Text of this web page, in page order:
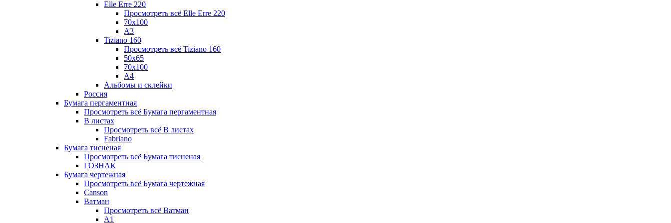
Elle Erre 220
Просмотреть всё Elle Erre 220
70х100
А3
Tiziano 160
Просмотреть всё Tiziano 160
50х65
70х100
А4
Альбомы и склейки
Россия
Бумага пергаментная
Просмотреть всё Бумага пергаментная
В листах
Просмотреть всё В листах
Fabriano
Бумага тисненая
Просмотреть всё Бумага тисненая
ГОЗНАК
Бумага чертежная
Просмотреть всё Бумага чертежная
Canson
Ватман
Просмотреть всё Ватман
А1